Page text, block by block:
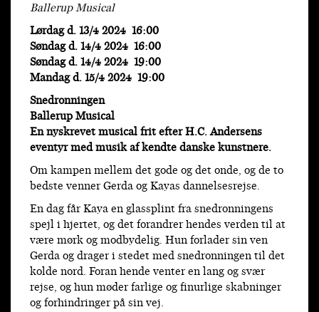
Ballerup Musical
Lørdag d. 13/4 2024 16:00
Søndag d. 14/4 2024 16:00
Søndag d. 14/4 2024 19:00
Mandag d. 15/4 2024 19:00
Snedronningen
Ballerup Musical
En nyskrevet musical frit efter H.C. Andersens
eventyr med musik af kendte danske kunstnere.
Om kampen mellem det gode og det onde, og de to
bedste venner Gerda og Kayas dannelsesrejse.
En dag får Kaya en glassplint fra snedronningens
spejl i hjertet, og det forandrer hendes verden til at
være mørk og modbydelig. Hun forlader sin ven
Gerda og drager i stedet med snedronningen til det
kolde nord. Foran hende venter en lang og svær
rejse, og hun møder farlige og finurlige skabninger
og forhindringer på sin vej.